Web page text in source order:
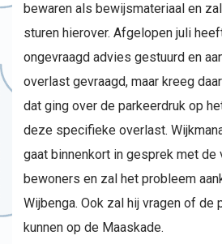
bewaren als bewijsmateriaal en
sturen hierover. Afgelopen juli
ongevraagd advies gestuurd en
overlast gevraagd, maar kreeg
dat ging over de parkeerdruk op
deze specifieke overlast.
gaat binnenkort in gesprek met de
bewoners en zal het probleem
Wijbenga. Ook zal hij vragen of de
kunnen op de Maaskade.